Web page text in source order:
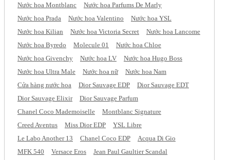
Nước hoa Montblanc
Nước hoa Parfums De Marly
Nước hoa Prada
Nước hoa Valentino
Nước hoa YSL
Nước hoa Kilian
Nước hoa Victoria Secret
Nước hoa Lancome
Nước hoa Byredo
Molecule 01
Nước hoa Chloe
Nước hoa Givenchy
Nước hoa LV
Nước hoa Hugo Boss
Nước hoa Ultra Male
Nước hoa nữ
Nước hoa Nam
Cửa hàng nước hoa
Dior Sauvage EDP
Dior Sauvage EDT
Dior Sauvage Elixir
Dior Sauvage Parfum
Chanel Coco Mademoiselle
Montblanc Signature
Creed Aventus
Miss Dior EDP
YSL Libre
Le Labo Another 13
Chanel Coco EDP
Acqua Di Gio
MFK 540
Versace Eros
Jean Paul Gaultier Scandal